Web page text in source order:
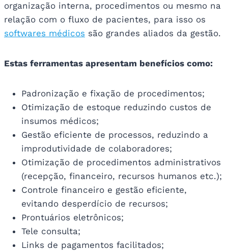
organização interna, procedimentos ou mesmo na
relação com o fluxo de pacientes, para isso os
softwares médicos são grandes aliados da gestão.
Estas ferramentas apresentam benefícios como:
Padronização e fixação de procedimentos;
Otimização de estoque reduzindo custos de
insumos médicos;
Gestão eficiente de processos, reduzindo a
improdutividade de colaboradores;
Otimização de procedimentos administrativos
(recepção, financeiro, recursos humanos etc.);
Controle financeiro e gestão eficiente,
evitando desperdício de recursos;
Prontuários eletrônicos;
Tele consulta;
Links de pagamentos facilitados;